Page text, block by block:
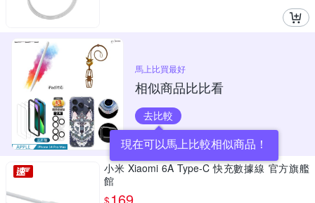
馬上比買最好
相似商品比比看
去比較
現在可以馬上比較相似商品！
小米 Xiaomi 6A Type-C 快充數據線 官方旗艦
館